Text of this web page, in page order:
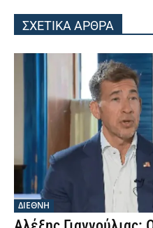
ΣΧΕΤΙΚΑ ΑΡΘΡΑ
ΔΙΕΘΝΗ